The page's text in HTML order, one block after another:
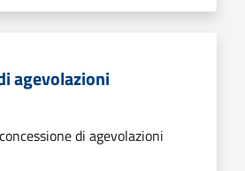
agevolazioni
di agevolazioni